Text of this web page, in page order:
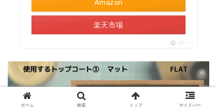
Amazon
楽天市場
ポチップ
ホーム 検索 トップ サイドバー